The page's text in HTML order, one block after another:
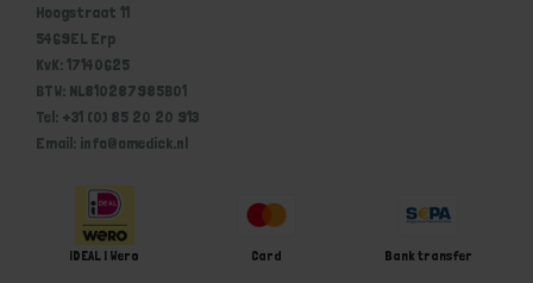
Hoogstraat 11
5469EL Erp
KvK: 17140625
BTW: NL810287985B01
Tel: +31 (0) 85 20 20 913
Email: info@omedick.nl
iDEAL | Wero Card Bank transfer